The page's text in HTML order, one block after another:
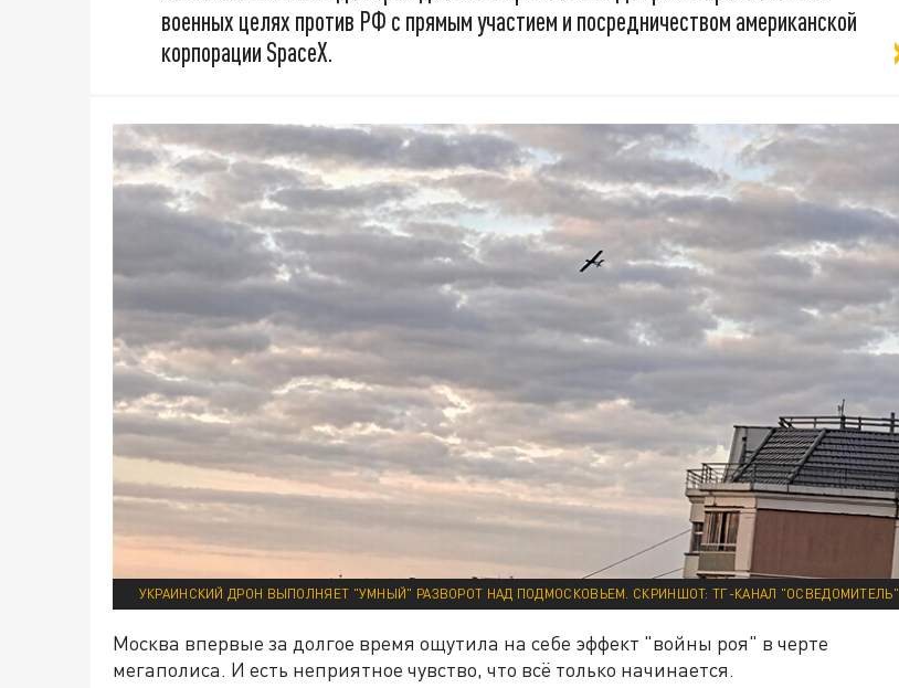
военных целях против РФ с прямым участием и посредничеством американской
корпорации SpaceX.
УКРАИНСКИЙ ДРОН ВЫПОЛНЯЕТ "УМНЫЙ" РАЗВОРОТ НАД ПОДМОСКОВЬЕМ. СКРИНШОТ: ТГ-КАНАЛ "ОСВЕДОМИТЕЛЬ"
Москва впервые за долгое время ощутила на себе эффект "войны роя" в черте
мегаполиса. И есть неприятное чувство, что всё только начинается.